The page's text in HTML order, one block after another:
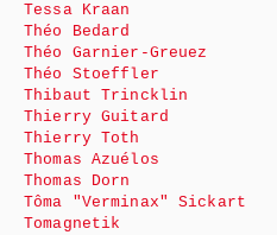
Tessa Kraan
Théo Bedard
Théo Garnier-Greuez
Théo Stoeffler
Thibaut Trincklin
Thierry Guitard
Thierry Toth
Thomas Azuélos
Thomas Dorn
Tôma "Verminax" Sickart
Tomagnetik